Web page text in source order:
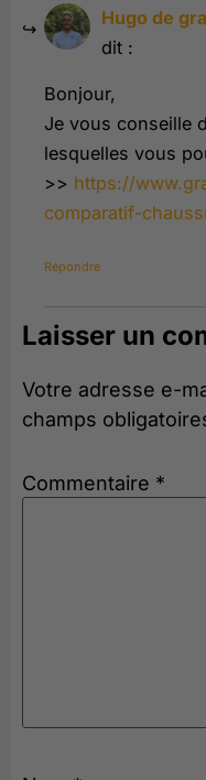
Hugo de
dit :
Bonjour,
Je vous conseille
lesquelles vous
>> https://
comparatif-
Répondre
Laisser un
Votre adresse e-
champs
Commentaire *